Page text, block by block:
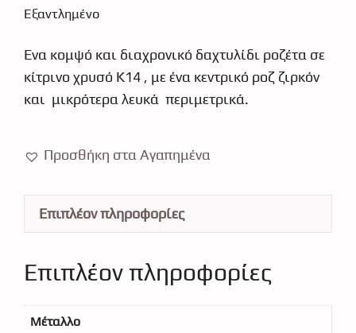
was:
€112.47.
Εξαντλημένο
Ένα κομψό και διαχρονικό δαχτυλίδι ροζέτα σε
κίτρινο χρυσό Κ14 , με ένα κεντρικό ροζ ζιρκόν
και μικρότερα λευκά περιμετρικά.
Προσθήκη στα Αγαπημένα
Επιπλέον πληροφορίες
Επιπλέον πληροφορίες
Μέταλλο